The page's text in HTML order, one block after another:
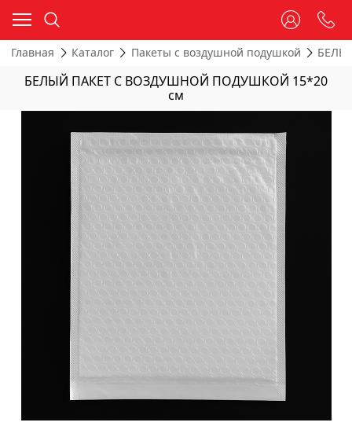
Главная Каталог Пакеты с воздушной подушкой
БЕЛЫЙ ПАКЕТ С ВОЗДУШНОЙ ПОДУШКОЙ 15*20
см